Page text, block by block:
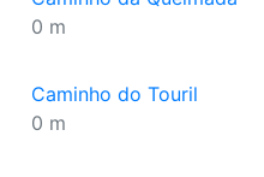
0 m
Caminho do Touril
0 m